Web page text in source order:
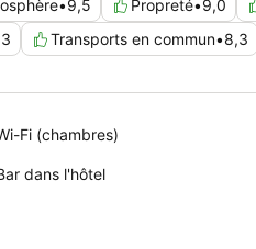
•9,5 Propreté•9,0
Transports en commun•8,3
Fi (chambres)
dans l'hôtel